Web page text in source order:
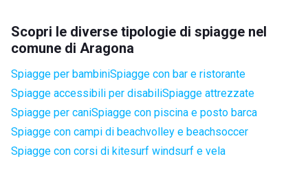
Scopri le diverse tipologie di spiagge nel
comune di Aragona
Spiagge per bambiniSpiagge con bar e ristorante
Spiagge accessibili per disabiliSpiagge attrezzate
Spiagge per caniSpiagge con piscina e posto barca
Spiagge con campi di beachvolley e beachsoccer
Spiagge con corsi di kitesurf windsurf e vela